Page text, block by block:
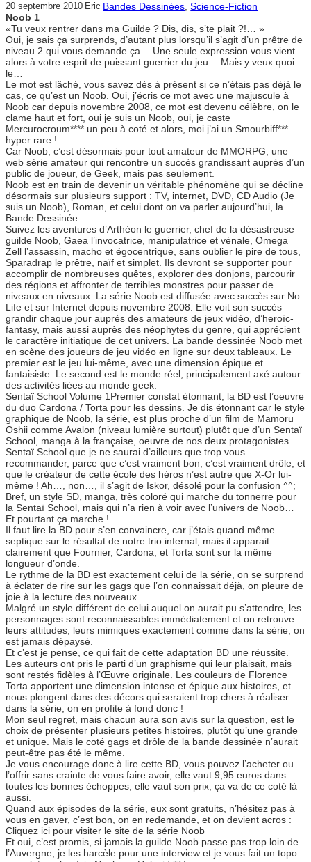
20 septembre 2010 Eric Bandes Dessinées, Science-Fiction
Noob 1
«Tu veux rentrer dans ma Guilde ? Dis, dis, s’te plait ?!… »
Oui, je sais ça surprends, d’autant plus lorsqu’il s’agit d’un prêtre de
niveau 2 qui vous demande ça… Une seule expression vous vient
alors à votre esprit de puissant guerrier du jeu… Mais y veux quoi
le…
Le mot est lâché, vous savez dès à présent si ce n’étais pas déjà le
cas, ce qu’est un Noob. Oui, j’écris ce mot avec une majuscule à
Noob car depuis novembre 2008, ce mot est devenu célèbre, on le
clame haut et fort, oui je suis un Noob, oui, je caste
Mercurocroum**** un peu à coté et alors, moi j’ai un Smourbiff***
hyper rare !
Car Noob, c’est désormais pour tout amateur de MMORPG, une
web série amateur qui rencontre un succès grandissant auprès d’un
public de joueur, de Geek, mais pas seulement.
Noob est en train de devenir un véritable phénomène qui se décline
désormais sur plusieurs support : TV, internet, DVD, CD Audio (Je
suis un Noob), Roman, et celui dont on va parler aujourd’hui, la
Bande Dessinée.
Suivez les aventures d’Arthéon le guerrier, chef de la désastreuse
guilde Noob, Gaea l’invocatrice, manipulatrice et vénale, Omega
Zell l’assassin, macho et égocentrique, sans oublier le pire de tous,
Sparadrap le prêtre, naïf et simplet. Ils devront se supporter pour
accomplir de nombreuses quêtes, explorer des donjons, parcourir
des régions et affronter de terribles monstres pour passer de
niveaux en niveaux. La série Noob est diffusée avec succès sur No
Life et sur Internet depuis novembre 2008. Elle voit son succès
grandir chaque jour auprès des amateurs de jeux vidéo, d’heroïc-
fantasy, mais aussi auprès des néophytes du genre, qui apprécient
le caractère initiatique de cet univers. La bande dessinée Noob met
en scène des joueurs de jeu vidéo en ligne sur deux tableaux. Le
premier est le jeu lui-même, avec une dimension épique et
fantaisiste. Le second est le monde réel, principalement axé autour
des activités liées au monde geek.
Sentaï School Volume 1Premier constat étonnant, la BD est l’oeuvre
du duo Cardona / Torta pour les dessins. Je dis étonnant car le style
graphique de Noob, la série, est plus proche d’un film de Mamoru
Oshii comme Avalon (niveau lumière surtout) plutôt que d’un Sentaï
School, manga à la française, oeuvre de nos deux protagonistes.
Sentaï School que je ne saurai d’ailleurs que trop vous
recommander, parce que c’est vraiment bon, c’est vraiment drôle, et
que le créateur de cette école des héros n’est autre que X-Or lui-
même ! Ah…, non…, il s’agit de Iskor, désolé pour la confusion ^^;
Bref, un style SD, manga, très coloré qui marche du tonnerre pour
la Sentaï School, mais qui n’a rien à voir avec l’univers de Noob…
Et pourtant ça marche !
Il faut lire la BD pour s’en convaincre, car j’étais quand même
septique sur le résultat de notre trio infernal, mais il apparait
clairement que Fournier, Cardona, et Torta sont sur la même
longueur d’onde.
Le rythme de la BD est exactement celui de la série, on se surprend
à éclater de rire sur les gags que l’on connaissait déjà, on pleure de
joie à la lecture des nouveaux.
Malgré un style différent de celui auquel on aurait pu s’attendre, les
personnages sont reconnaissables immédiatement et on retrouve
leurs attitudes, leurs mimiques exactement comme dans la série, on
est jamais dépaysé.
Et c’est je pense, ce qui fait de cette adaptation BD une réussite.
Les auteurs ont pris le parti d’un graphisme qui leur plaisait, mais
sont restés fidèles à l’Œuvre originale. Les couleurs de Florence
Torta apportent une dimension intense et épique aux histoires, et
nous plongent dans des décors qui seraient trop chers à réaliser
dans la série, on en profite à fond donc !
Mon seul regret, mais chacun aura son avis sur la question, est le
choix de présenter plusieurs petites histoires, plutôt qu’une grande
et unique. Mais le coté gags et drôle de la bande dessinée n’aurait
peut-être pas été le même.
Je vous encourage donc à lire cette BD, vous pouvez l’acheter ou
l’offrir sans crainte de vous faire avoir, elle vaut 9,95 euros dans
toutes les bonnes échoppes, elle vaut son prix, ça va de ce coté là
aussi.
Quand aux épisodes de la série, eux sont gratuits, n’hésitez pas à
vous en gaver, c’est bon, on en redemande, et on devient acros :
Cliquez ici pour visiter le site de la série Noob
Et oui, c’est promis, si jamais la guilde Noob passe pas trop loin de
l’Auvergne, je les harcèle pour une interview et je vous fait un topo